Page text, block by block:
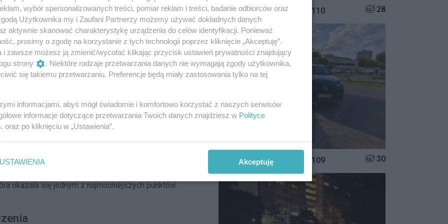
dwa różne warianty, co choć trochę ułatwia podjęcie
bez dodatku cukru. Sorbety i smaki owocowe
Zupełnie inaczej wyglądała sytuacja przy słonym
się prawdziwą lodową poezją i przywołały
Pâtisserie przy ul. Rydygiera 13.
są z naturalnych składników i nie są
finisz i bardzo kremowa konsystencja.
Niektóre mleczne kompozycje wydają się
jedzenia lodów. Zdecydowanie najlepiej
okazała się jednym z najmocniejszych punktów
Mistrzowie parkowania #110 Liczba zdjęć w galerii:
28
Mistrzowie parkowania #109 Liczba zdjęć w galerii:
30
wybór spersonalizowanych treści, pomiar reklam i treści, badanie odbiorców oraz
Użytkownika my i Zaufani Partnerzy możemy używać dokładnych danych
aktywnie skanować charakterystykę urządzenia do celów identyfikacji. Ponieważ
prosimy o zgodę na korzystanie z tych technologii poprzez kliknięcie „Akceptuję”.
i zawsze możesz ją zmienić/wycofać klikając przycisk ustawień prywatności znajdujący
strony
. Niektóre rodzaje przetwarzania danych nie wymagają zgody użytkownika,
się takiemu przetwarzaniu. Preferencje będą miały zastosowania tylko na tej
informacjami, abyś mógł świadomie i komfortowo korzystać z naszych serwisów
informacje dotyczące przetwarzania Twoich danych znajdziesz w Polityce
. oraz po kliknięciu w „Ustawienia”.
USTAWIENIA Akceptuję